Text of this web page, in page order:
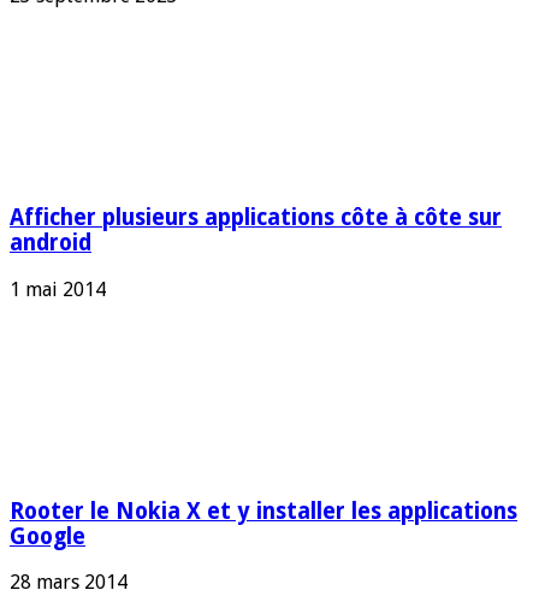
Afficher plusieurs applications côte à côte sur
android
1 mai 2014
Rooter le Nokia X et y installer les applications
Google
28 mars 2014